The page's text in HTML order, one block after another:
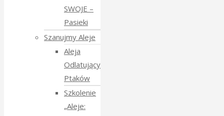
SWOJE –
Pasieki
Szanujmy Aleje
Aleja
Odlatujących
Ptaków
Szkolenie
„Aleje: